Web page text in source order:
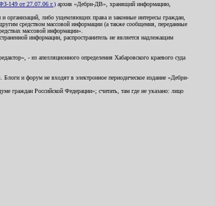
149 от 27.07.06 г.) архив «Дебри-ДВ», хранящий информацию,
организаций, либо ущемляющих права и законные интересы граждан,
средством массовой информации (а также сообщения, переданные
массовой информации».
информации, распространитель не является надлежащим
- из апелляционного определения Хабаровского краевого суда
и форум не входят в электронное периодическое издание «Дебри-
граждан Российской Федерации»; считать, там где не указано: лицо